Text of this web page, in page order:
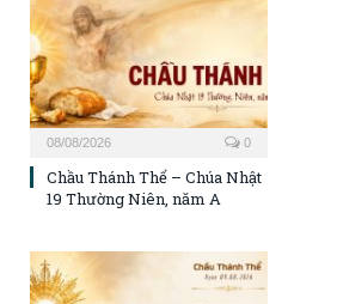
08/08/2026 0
Chầu Thánh Thể – Chúa Nhật
19 Thường Niên, năm A